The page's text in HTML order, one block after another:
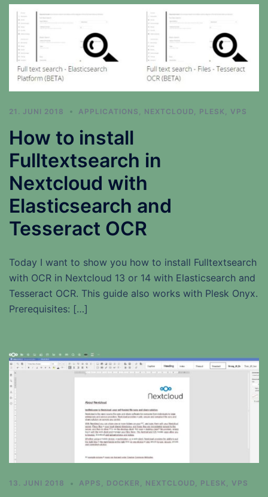
21. JUNI 2018 APPLICATIONS NEXTCLOUD PLESK VPS
How to install
Fulltextsearch in
Nextcloud with
Elasticsearch and
Tesseract OCR
Today I want to show you how to install Fulltextsearch
with OCR in Nextcloud 13 or 14 with Elasticsearch and
Tesseract OCR. This guide also works with Plesk Onyx.
Prerequisites: […]
13. JUNI 2018 APPS , DOCKER , NEXTCLOUD, PLESK, VPS